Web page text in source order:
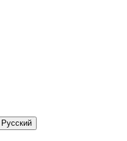
Русский